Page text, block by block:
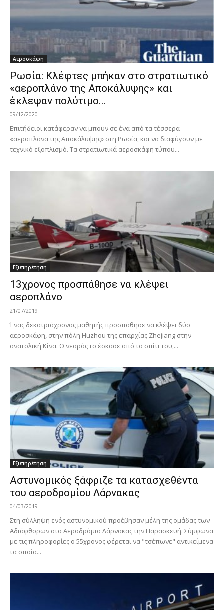
Αεροσκάφη
Ρωσία: Κλέφτες μπήκαν στο στρατιωτικό
«αεροπλάνο της Αποκάλυψης» και
έκλεψαν πολύτιμο...
09/12/2020
Επιτήδειοι κατάφεραν να μπουν σε ένα από τα τέσσερα
«αεροπλάνα της Αποκάλυψης» στη Ρωσία, και να διαφύγουν με
τεχνικό εξοπλισμό. Τα στρατιωτικά αεροσκάφη τύπου...
Εξυπηρέτηση
13χρονος προσπάθησε να κλέψει
αεροπλάνο
21/07/2019
Ένας δεκατριάχρονος μαθητής προσπάθησε να κλέψει δύο
αεροσκάφη, στην πόλη Huzhou της επαρχίας Zhejiang στην
ανατολική Κίνα. Ο νεαρός το έσκασε από το σπίτι του,...
Εξυπηρέτηση
Αστυνομικός ξάφριζε τα κατασχεθέντα
του αεροδρομίου Λάρνακας
04/03/2019
Στη σύλληψη ενός αστυνομικού προέβησαν μέλη της ομάδας των
Αδιάφθορων στο Αεροδρόμιο Λάρνακας την Παρασκευή. Σύμφωνα
με τις πληροφορίες ο 55χρονος φέρεται να "τσέπωνε" αντικείμενα
τα οποία...